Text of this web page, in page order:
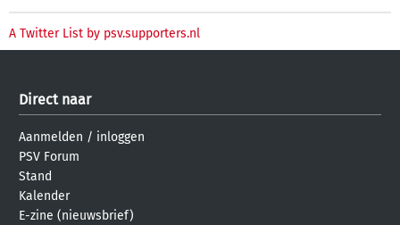
A Twitter List by psv.supporters.nl
Direct naar
Aanmelden / inloggen
PSV Forum
Stand
Kalender
E-zine (nieuwsbrief)